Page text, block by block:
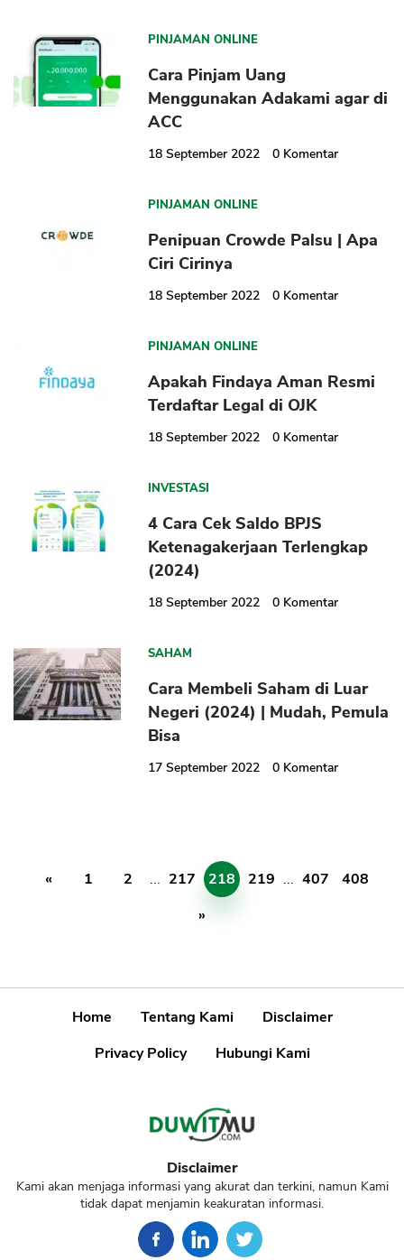
PINJAMAN ONLINE
Cara Pinjam Uang
Menggunakan Adakami agar di
ACC
18 September 2022 0 Komentar
PINJAMAN ONLINE
Penipuan Crowde Palsu | Apa
Ciri Cirinya
18 September 2022 0 Komentar
PINJAMAN ONLINE
Apakah Findaya Aman Resmi
Terdaftar Legal di OJK
18 September 2022 0 Komentar
INVESTASI
4 Cara Cek Saldo BPJS
Ketenagakerjaan Terlengkap
(2024)
18 September 2022 0 Komentar
SAHAM
Cara Membeli Saham di Luar
Negeri (2024) | Mudah, Pemula
Bisa
17 September 2022 0 Komentar
« 1 2 ... 217 218 219 ... 407
408
»
Home Tentang Kami
Disclaimer
Privacy Policy
Hubungi Kami
Disclaimer
Kami akan menjaga informasi yang akurat dan terkini, namun Kami
tidak dapat menjamin keakuratan informasi.